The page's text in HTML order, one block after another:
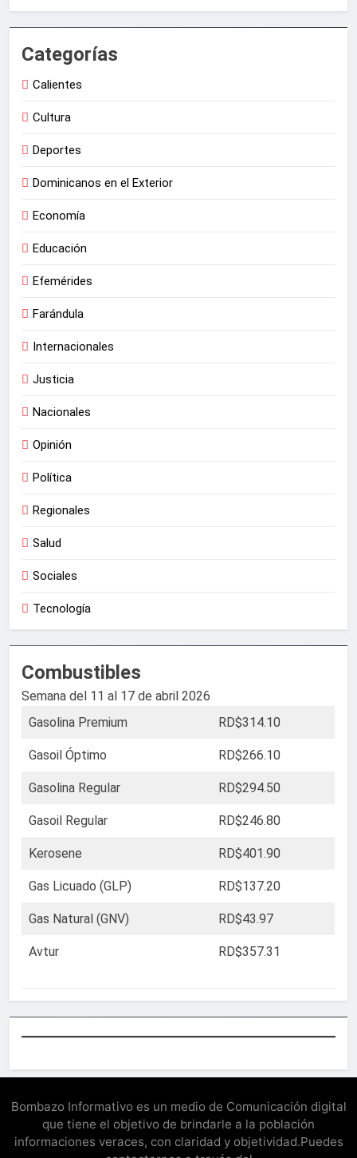
Categorías
Calientes
Cultura
Deportes
Dominicanos en el Exterior
Economía
Educación
Efemérides
Farándula
Internacionales
Justicia
Nacionales
Opinión
Política
Regionales
Salud
Sociales
Tecnología
Combustibles
Semana del 11 al 17 de abril 2026
Gasolina Premium
RD$314.10
Gasoil Óptimo RD$266.10
Gasolina Regular RD$294.50
Gasoil Regular RD$246.80
Kerosene RD$401.90
Gas Licuado (GLP) RD$137.20
Gas Natural (GNV) RD$43.97
Avtur RD$357.31
Bombazo Informativo es un medio de Comunicación digital
que tiene el objetivo de brindarle a la población
informaciones veraces, con claridad y objetividad.Puedes